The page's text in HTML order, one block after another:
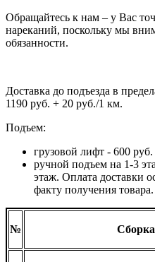
Обращайтесь к нам – у Вас
нареканий, поскольку мы
обязанности.
Доставка до подъезда в
1190 руб. + 20 руб./1 км.
Подъем:
грузовой лифт - 600 руб.
ручной подъем на 1-3
этаж. Оплата доставки
факту получения товара.
№ Сборка